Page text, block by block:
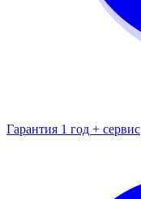
Гарантия 1 год + сервис